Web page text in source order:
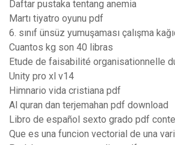
Daftar pustaka tentang anemia
Martı tiyatro oyunu pdf
6. sınıf ünsüz yumuşaması çalışma
Cuantos kg son 40 libras
Etude de faisabilité organisationnelle
Unity pro xl v14
Himnario vida cristiana pdf
Al quran dan terjemahan pdf download
Libro de español sexto grado pdf
Que es una funcion vectorial de una